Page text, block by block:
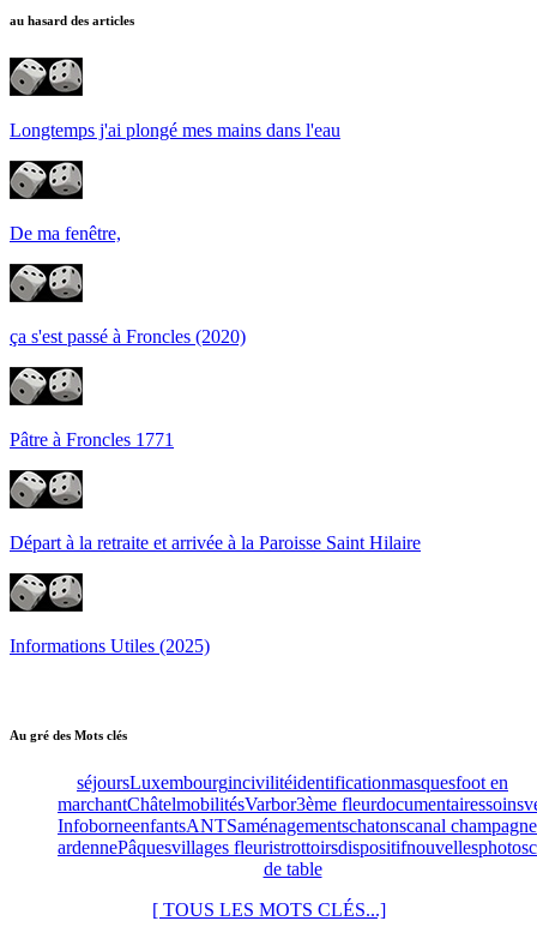
au hasard des articles
Longtemps j'ai plongé mes mains dans l'eau
De ma fenêtre,
ça s'est passé à Froncles (2020)
Pâtre à Froncles 1771
Départ à la retraite et arrivée à la Paroisse Saint Hilaire
Informations Utiles (2025)
Au gré des Mots clés
séjoursLuxembourgincivilitéidentificationmasquesfoot en
marchantChâtelmobilitésVarbor3ème fleurdocumentairessoins
InfoborneenfantsANTSaménagementschatonscanal
ardennePâquesvillages fleuristrottoirsdispositifnouvellesphotos
de table
[ TOUS LES MOTS CLÉS...]